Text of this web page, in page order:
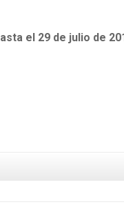
el 29 de julio de